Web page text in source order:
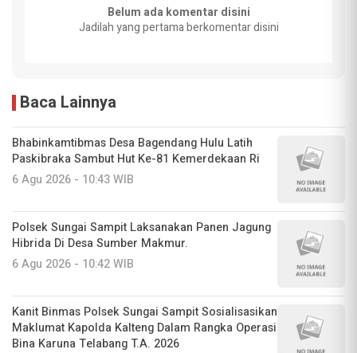
Belum ada komentar disini
Jadilah yang pertama berkomentar disini
Baca Lainnya
Bhabinkamtibmas Desa Bagendang Hulu Latih
Paskibraka Sambut Hut Ke-81 Kemerdekaan Ri
6 Agu 2026 - 10:43 WIB
Polsek Sungai Sampit Laksanakan Panen Jagung
Hibrida Di Desa Sumber Makmur.
6 Agu 2026 - 10:42 WIB
Kanit Binmas Polsek Sungai Sampit Sosialisasikan
Maklumat Kapolda Kalteng Dalam Rangka Operasi
Bina Karuna Telabang T.A. 2026